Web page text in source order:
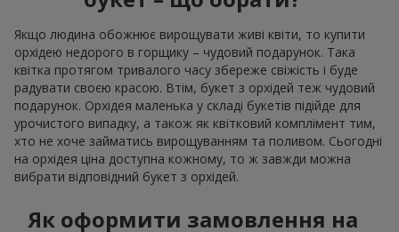
Якщо людина обожнює вирощувати живі квіти, то купити
орхідею недорого в горщику – чудовий подарунок. Така
квітка протягом тривалого часу збереже свіжість і буде
радувати своєю красою. Втім, букет з орхідей теж чудовий
подарунок. Орхідея маленька у складі букетів підійде для
урочистого випадку, а також як квітковий комплімент тим,
хто не хоче займатись вирощуванням та поливом. Сьогодні
на орхідея ціна доступна кожному, то ж завжди можна
вибрати відповідний букет з орхідей.
Як оформити замовлення на